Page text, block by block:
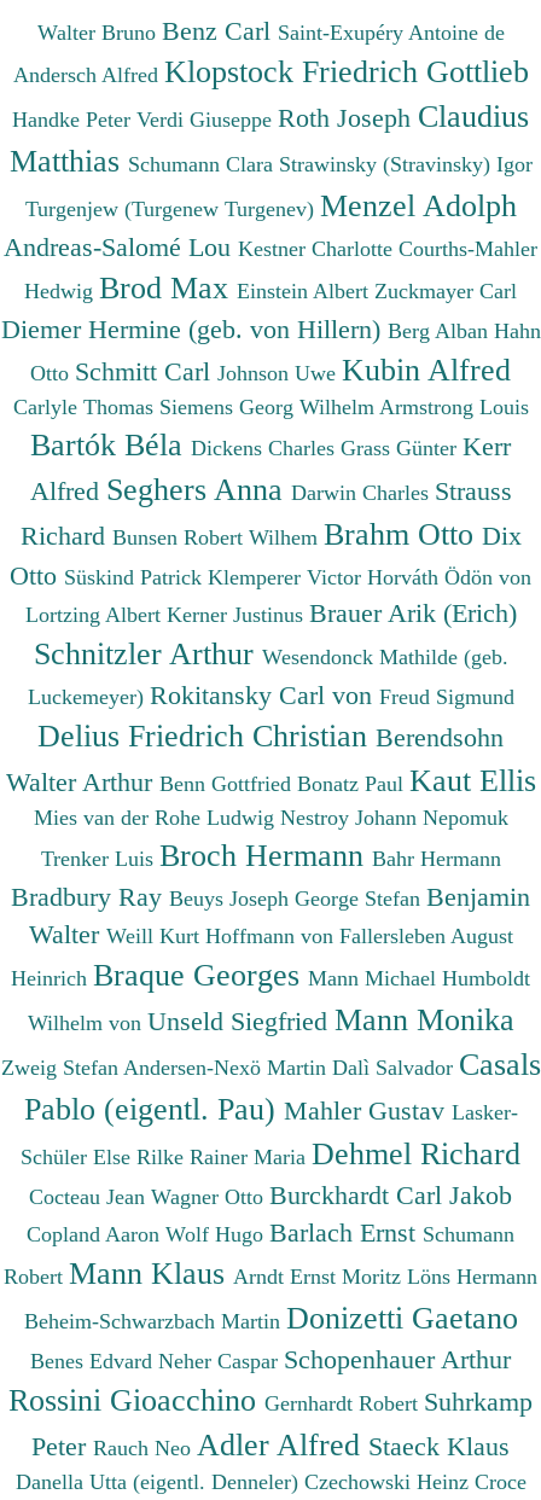
Walter Bruno Benz Carl Saint-Exupéry Antoine de
Andersch Alfred Klopstock Friedrich Gottlieb
Handke Peter Verdi Giuseppe Roth Joseph Claudius
Matthias Schumann Clara Strawinsky (Stravinsky) Igor
Turgenjew (Turgenew Turgenev) Menzel Adolph
Andreas-Salomé Lou Kestner Charlotte Courths-Mahler
Hedwig Brod Max Einstein Albert Zuckmayer Carl
Diemer Hermine (geb. von Hillern) Berg Alban Hahn
Otto Schmitt Carl Johnson Uwe Kubin Alfred
Carlyle Thomas Siemens Georg Wilhelm Armstrong Louis
Bartók Béla Dickens Charles Grass Günter Kerr
Alfred Seghers Anna Darwin Charles Strauss
Richard Bunsen Robert Wilhem Brahm Otto Dix
Otto Süskind Patrick Klemperer Victor Horváth Ödön von
Lortzing Albert Kerner Justinus Brauer Arik (Erich)
Schnitzler Arthur Wesendonck Mathilde (geb.
Luckemeyer) Rokitansky Carl von Freud Sigmund
Delius Friedrich Christian Berendsohn
Walter Arthur Benn Gottfried Bonatz Paul Kaut Ellis
Mies van der Rohe Ludwig Nestroy Johann Nepomuk
Trenker Luis Broch Hermann Bahr Hermann
Bradbury Ray Beuys Joseph George Stefan Benjamin
Walter Weill Kurt Hoffmann von Fallersleben August
Heinrich Braque Georges Mann Michael Humboldt
Wilhelm von Unseld Siegfried Mann Monika
Zweig Stefan Andersen-Nexö Martin Dalì Salvador Casals
Pablo (eigentl. Pau) Mahler Gustav Lasker-
Schüler Else Rilke Rainer Maria Dehmel Richard
Cocteau Jean Wagner Otto Burckhardt Carl Jakob
Copland Aaron Wolf Hugo Barlach Ernst Schumann
Robert Mann Klaus Arndt Ernst Moritz Löns Hermann
Beheim-Schwarzbach Martin Donizetti Gaetano
Benes Edvard Neher Caspar Schopenhauer Arthur
Rossini Gioacchino Gernhardt Robert Suhrkamp
Peter Rauch Neo Adler Alfred Staeck Klaus
Danella Utta (eigentl. Denneler) Czechowski Heinz Croce